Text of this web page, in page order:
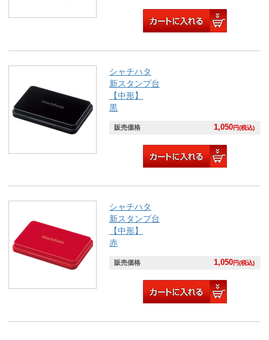
シャチハタ
新スタンプ台
【中形】
黒
販売価格 1,050円(税込)
シャチハタ
新スタンプ台
【中形】
赤
販売価格 1,050円(税込)